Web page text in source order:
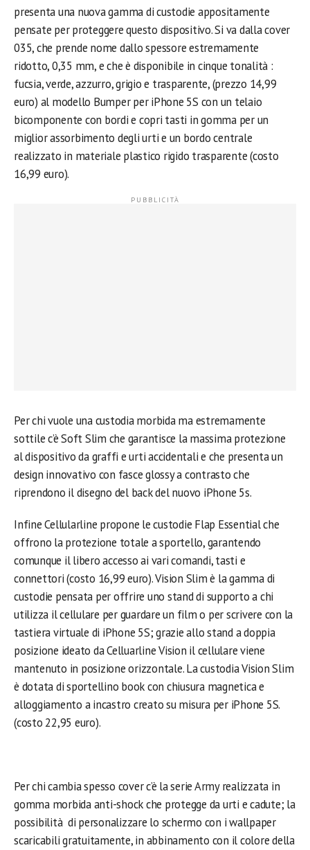
presenta una nuova gamma di custodie appositamente
pensate per proteggere questo dispositivo. Si va dalla cover
035, che prende nome dallo spessore estremamente
ridotto, 0,35 mm, e che è disponibile in cinque tonalità :
fucsia, verde, azzurro, grigio e trasparente, (prezzo 14,99
euro) al modello Bumper per iPhone 5S con un telaio
bicomponente con bordi e copri tasti in gomma per un
miglior assorbimento degli urti e un bordo centrale
realizzato in materiale plastico rigido trasparente (costo
16,99 euro).
Per chi vuole una custodia morbida ma estremamente
sottile c’è Soft Slim che garantisce la massima protezione
al dispositivo da graffi e urti accidentali e che presenta un
design innovativo con fasce glossy a contrasto che
riprendono il disegno del back del nuovo iPhone 5s.
Infine Cellularline propone le custodie Flap Essential che
offrono la protezione totale a sportello, garantendo
comunque il libero accesso ai vari comandi, tasti e
connettori (costo 16,99 euro). Vision Slim è la gamma di
custodie pensata per offrire uno stand di supporto a chi
utilizza il cellulare per guardare un film o per scrivere con la
tastiera virtuale di iPhone 5S; grazie allo stand a doppia
posizione ideato da Celluarline Vision il cellulare viene
mantenuto in posizione orizzontale. La custodia Vision Slim
è dotata di sportellino book con chiusura magnetica e
alloggiamento a incastro creato su misura per iPhone 5S.
(costo 22,95 euro).
Per chi cambia spesso cover c’è la serie Army realizzata in
gomma morbida anti-shock che protegge da urti e cadute; la
possibilità di personalizzare lo schermo con i wallpaper
scaricabili gratuitamente, in abbinamento con il colore della